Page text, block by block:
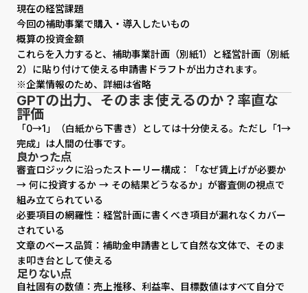
現在の経営課題
今回の補助事業で購入・導入したいもの
概算の投資金額
これらを入力すると、補助事業計画（別紙1）と経営計画（別紙
2）に貼り付けて使える申請書ドラフトが出力されます。
※企業情報のため、詳細は省略
GPTの出力、そのまま使えるのか？率直な
評価
「0→1」（白紙から下書き）としては十分使える。ただし「1→
完成」は人間の仕事です。
良かった点
審査ロジックに沿ったストーリー構成：「なぜ賃上げが必要か
→ 何に投資するか → その結果どうなるか」が審査側の視点で
組み立てられている
必要項目の網羅性：経営計画に書くべき項目が漏れなくカバー
されている
文章のベース品質：補助金申請書として自然な文体で、そのま
ま叩き台として使える
足りない点
自社固有の数値：売上推移、利益率、目標数値はすべて自分で